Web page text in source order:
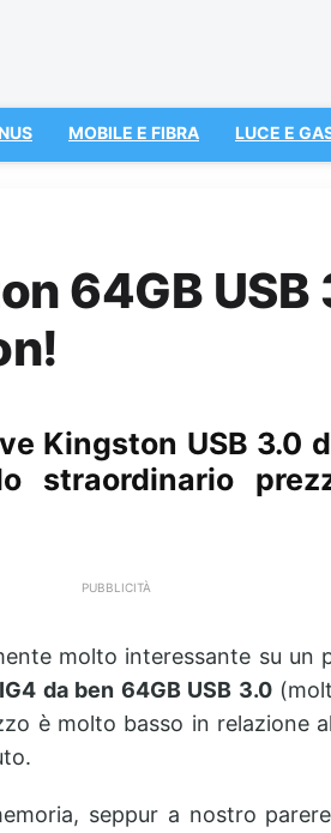
MOBILE E FIBRA LUCE E
64GB USB
Kingston USB 3.0
straordinario
PUBBLICITÀ
molto interessante su un
da ben 64GB USB 3.0
è molto basso in relazione
seppur a nostro parere